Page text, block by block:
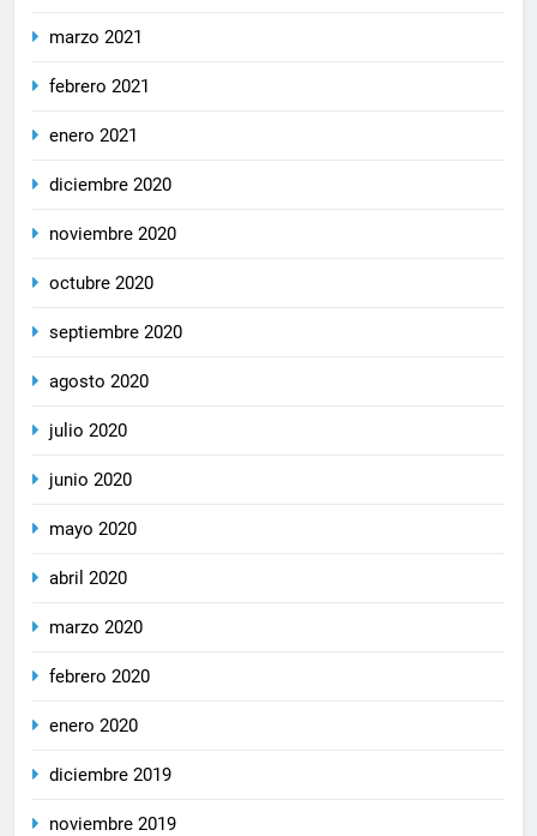
marzo 2021
febrero 2021
enero 2021
diciembre 2020
noviembre 2020
octubre 2020
septiembre 2020
agosto 2020
julio 2020
junio 2020
mayo 2020
abril 2020
marzo 2020
febrero 2020
enero 2020
diciembre 2019
noviembre 2019